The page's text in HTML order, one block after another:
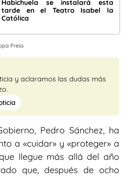
Habichuela se instalará esta
tarde en el Teatro Isabel la
Católica
Press
y aclaramos las dudas más
Pedro Sánchez, ha
a «cuidar» y «proteger» a
llegue más allá del año
que, después de ocho